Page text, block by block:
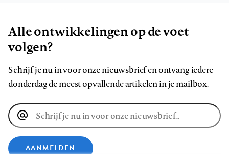
Alle ontwikkelingen op de voet
volgen?
Schrijf je nu in voor onze nieuwsbrief en ontvang iedere
donderdag de meest opvallende artikelen in je mailbox.
E-
mailadres
AANMELDEN